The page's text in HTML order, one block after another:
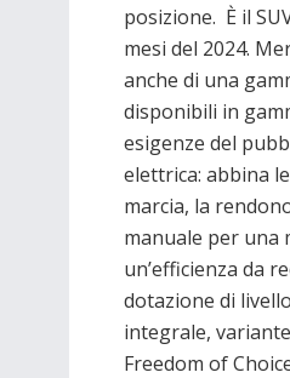
posizione. È il
mesi del 2024.
anche di una
disponibili in
esigenze del
elettrica: abbina
marcia, la
manuale per una
un’efficienza da
dotazione di
integrale,
Freedom of